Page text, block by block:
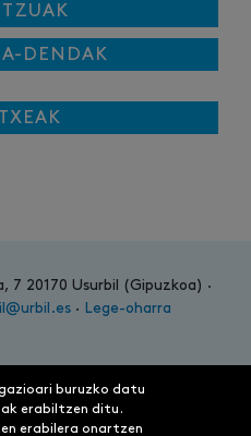
DENDAK
7 20170 Usurbil (Gipuzkoa) ·
·
Lege-oharra
buruzko datu
erabiltzen ditu.
erabilera onartzen